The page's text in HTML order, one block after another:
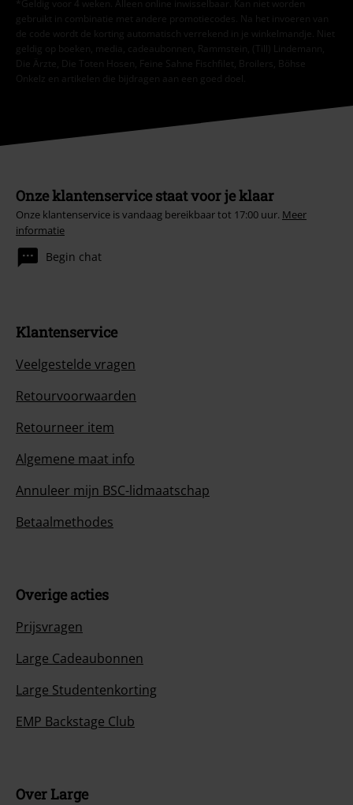
*Geldig voor 4 weken. Alleen online inwisselbaar. Kan niet worden
gebruikt in combinatie met andere promotiecodes. Na het invoeren van
de code wordt de korting automatisch verrekend in je winkelmandje. Niet
geldig op boeken, media, cadeaubonnen, Rammstein, (Till) Lindemann,
Die Ärzte, Die Toten Hosen, Feine Sahne Fischfilet, Broilers, Böhse
Onkelz en artikelen die bijdragen aan een goed doel.
Onze klantenservice staat voor je klaar
Onze klantenservice is vandaag bereikbaar tot 17:00 uur. Meer
informatie
Begin chat
Klantenservice
Veelgestelde vragen
Retourvoorwaarden
Retourneer item
Algemene maat info
Annuleer mijn BSC-lidmaatschap
Betaalmethodes
Overige acties
Prijsvragen
Large Cadeaubonnen
Large Studentenkorting
EMP Backstage Club
Over Large